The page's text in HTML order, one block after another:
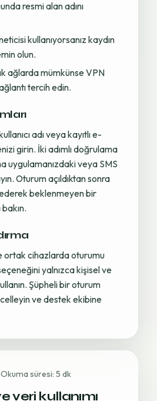
resmi alan adını
kullanıyorsanız kaydın
olun.
ağlarda mümkünse VPN
tercih edin.
adı veya kayıtlı e-
girin. İki adımlı doğrulama
uygulamanızdaki veya SMS
Oturum açıldıktan sonra
beklenmeyen bir
ortak cihazlarda oturumu
yalnızca kişisel ve
Şüpheli bir oturum
ve destek ekibine
Okuma süresi: 5 dk
veri kullanımı